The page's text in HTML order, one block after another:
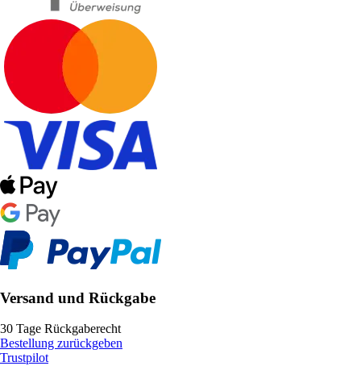
Versand und Rückgabe
30 Tage Rückgaberecht
Bestellung zurückgeben
Trustpilot